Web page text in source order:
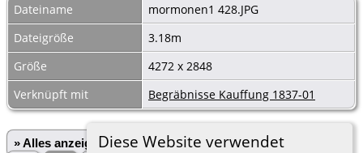
Diese Website verwendet
Dateiname
mormonen1 428.JPG
Dateigröße
3.18m
Größe
4272 x 2848
Verknüpft mit
Begräbnisse Kauffung 1837-01
» Alles anzeigen «Zurück «1 ... 546 547